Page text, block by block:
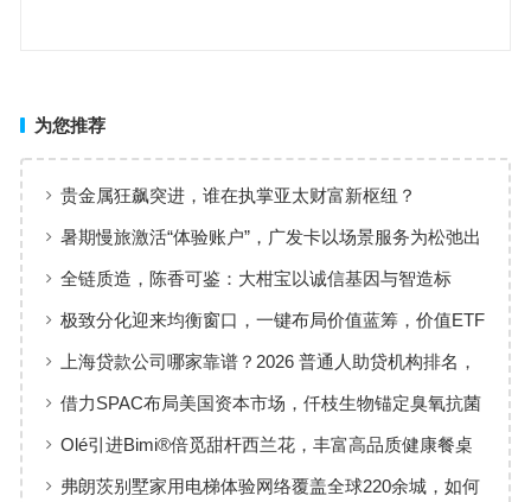
为您推荐
贵金属狂飙突进，谁在执掌亚太财富新枢纽？
暑期慢旅激活“体验账户”，广发卡以场景服务为松弛出
行添彩
全链质造，陈香可鉴：大柑宝以诚信基因与智造标
准，定义新会陈皮高质量发展
极致分化迎来均衡窗口，一键布局价值蓝筹，价值ETF
华夏火热开售
上海贷款公司哪家靠谱？2026 普通人助贷机构排名，
工薪族借钱选择指南
借力SPAC布局美国资本市场，仟枝生物锚定臭氧抗菌
黄金赛道
Olé引进Bimi®倍觅甜杆西兰花，丰富高品质健康餐桌
新选择
弗朗茨别墅家用电梯体验网络覆盖全球220余城，如何